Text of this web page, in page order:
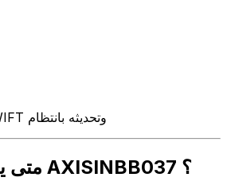
يتم التحقق من رمز SWIFT وتحديثه بانتظام
متى يجب أن أستخدم AXISINBB037 ؟